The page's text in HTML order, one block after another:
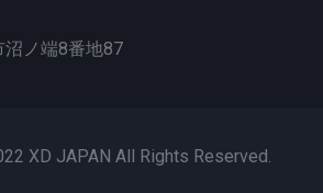
ノ端8番地87
XD JAPAN All Rights Reserved.